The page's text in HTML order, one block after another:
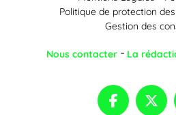
Politique de protection
Gestion des
Nous contacter La